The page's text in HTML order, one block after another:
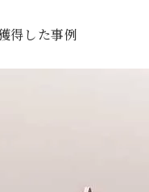
得した事例